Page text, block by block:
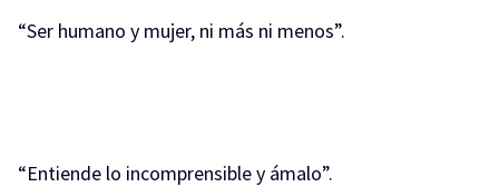
“Ser humano y mujer, ni más ni menos”.
“Entiende lo incomprensible y ámalo”.